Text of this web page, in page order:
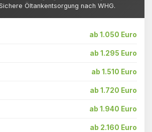
Öltankentsorgung nach WHG.
ab 1.050 Euro
ab 1.295 Euro
ab 1.510 Euro
ab 1.720 Euro
ab 1.940 Euro
ab 2.160 Euro